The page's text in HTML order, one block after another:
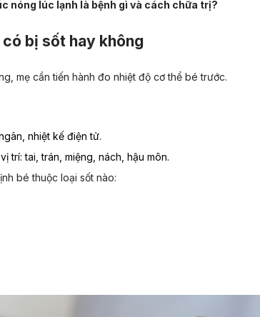
nóng lúc lạnh là bệnh gì và cách chữa trị?
bị sốt hay không
mẹ cần tiến hành đo nhiệt độ cơ thể bé trước.
nhiệt kế điện tử.
trí: tai, trán, miệng, nách, hậu môn.
bé thuộc loại sốt nào: